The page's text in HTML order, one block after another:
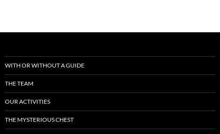
WITH OR WITHOUT A GUIDE
THE TEAM
OUR ACTIVITIES
THE MYSTERIOUS CHEST